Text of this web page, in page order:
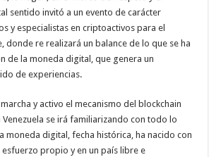
sentido invitó a un evento de carácter
y especialistas en criptoactivos para el
donde re realizará un balance de lo que se ha
de la moneda digital, que genera un
de experiencias.
y activo el mecanismo del blockchain
se irá familiarizando con todo lo
moneda digital, fecha histórica, ha nacido con
propio y en un país libre e